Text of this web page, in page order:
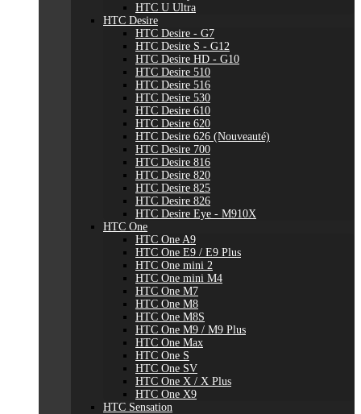
HTC U Ultra
HTC Desire
HTC Desire - G7
HTC Desire S - G12
HTC Desire HD - G10
HTC Desire 510
HTC Desire 516
HTC Desire 530
HTC Desire 610
HTC Desire 620
HTC Desire 626 (Nouveauté)
HTC Desire 700
HTC Desire 816
HTC Desire 820
HTC Desire 825
HTC Desire 826
HTC Desire Eye - M910X
HTC One
HTC One A9
HTC One E9 / E9 Plus
HTC One mini 2
HTC One mini M4
HTC One M7
HTC One M8
HTC One M8S
HTC One M9 / M9 Plus
HTC One Max
HTC One S
HTC One SV
HTC One X / X Plus
HTC One X9
HTC Sensation